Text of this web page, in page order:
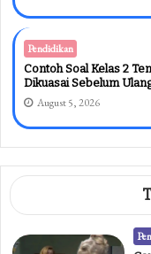
Pendidikan
Contoh Soal Kelas 2
Dikuasai Sebelum
August 5, 2026